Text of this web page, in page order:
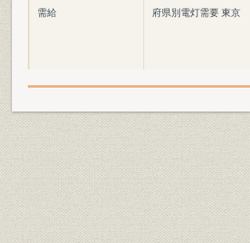
需給 府県別電灯需要 東京
需給 府県別電灯需要 神奈川